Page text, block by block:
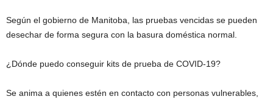
Según el gobierno de Manitoba, las pruebas vencidas se pueden
desechar de forma segura con la basura doméstica normal.
¿Dónde puedo conseguir kits de prueba de COVID-19?
Se anima a quienes estén en contacto con personas vulnerables,